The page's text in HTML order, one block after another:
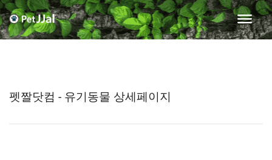
펫짤닷컴 - 유기동물 상세페이지